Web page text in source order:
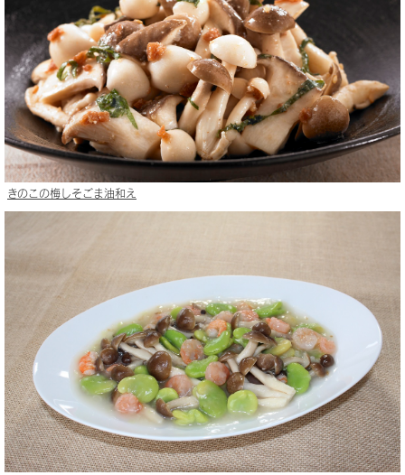
きのこの梅しそごま油和え